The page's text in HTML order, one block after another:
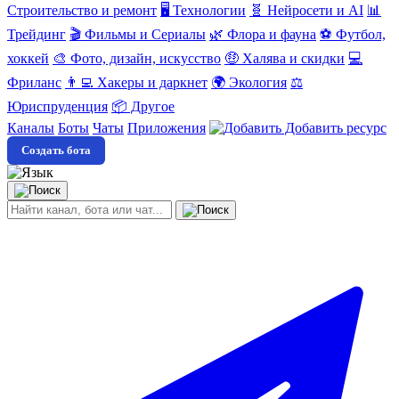
Строительство и ремонт 🖥️ Технологии 🧬 Нейросети и AI 📊
Трейдинг 🎬 Фильмы и Сериалы 🌿 Флора и фауна ⚽ Футбол,
хоккей 🎨 Фото, дизайн, искусство 🤑 Халява и скидки 💻
Фриланс 👨‍💻 Хакеры и даркнет 🌍 Экология ⚖️
Юриспруденция 📦 Другое
Каналы Боты Чаты Приложения Добавить ресурс
Создать бота